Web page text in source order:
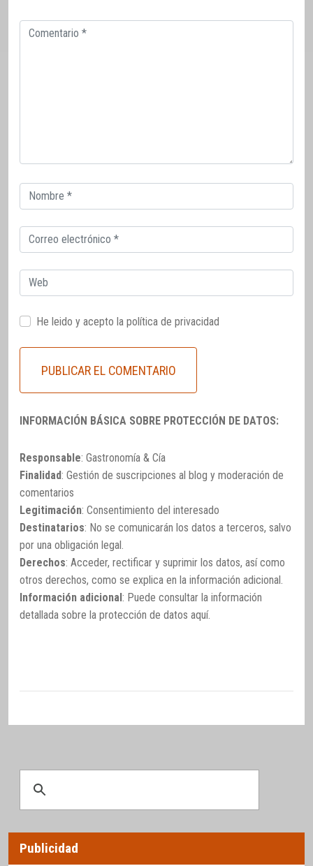
Comentario
Correo
electrónico
Correo
electrónico
Web
He leido y acepto la política de privacidad
INFORMACIÓN BÁSICA SOBRE PROTECCIÓN DE DATOS:
Responsable: Gastronomía & Cía
Finalidad: Gestión de suscripciones al blog y moderación de
comentarios
Legitimación: Consentimiento del interesado
Destinatarios: No se comunicarán los datos a terceros, salvo
por una obligación legal.
Derechos: Acceder, rectificar y suprimir los datos, así como
otros derechos, como se explica en la información adicional.
Información adicional: Puede consultar la información
detallada sobre la protección de datos aquí.
Publicidad